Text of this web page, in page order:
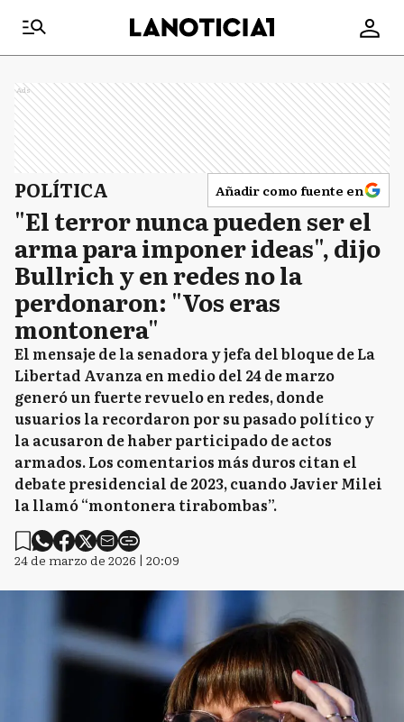
Ads
POLÍTICA Añadir como fuente en
"El terror nunca pueden ser el
arma para imponer ideas", dijo
Bullrich y en redes no la
perdonaron: "Vos eras
montonera"
El mensaje de la senadora y jefa del bloque de La
Libertad Avanza en medio del 24 de marzo
generó un fuerte revuelo en redes, donde
usuarios la recordaron por su pasado político y
la acusaron de haber participado de actos
armados. Los comentarios más duros citan el
debate presidencial de 2023, cuando Javier Milei
la llamó “montonera tirabombas”.
24 de marzo de 2026 | 20:09